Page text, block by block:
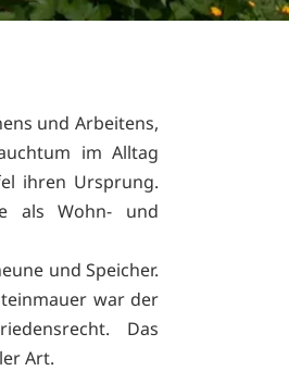
und Arbeitens,
im Alltag
ihren Ursprung.
als Wohn- und
und Speicher.
war der
Das
Art.